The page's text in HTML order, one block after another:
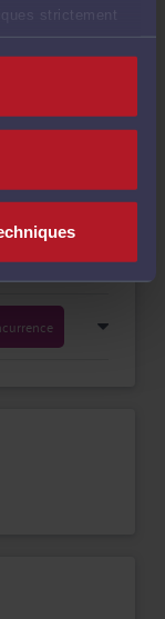
strictement
Honoraires